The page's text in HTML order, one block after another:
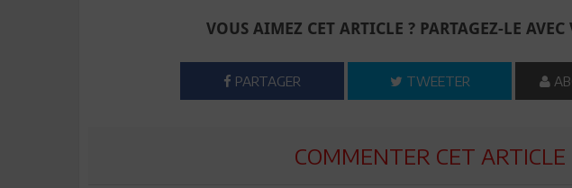
VOUS AIMEZ CET ARTICLE ? PARTAGEZ-LE
PARTAGER TWEETER
COMMENTER CET ARTICLE